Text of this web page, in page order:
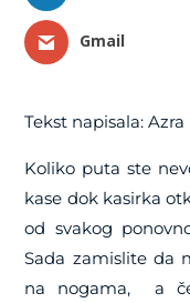
Gmail
Tekst napisala:
Koliko puta ste
kase dok kasirka
od svakog
Sada zamislite da
na nogama, a